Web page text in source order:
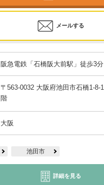
メールする
阪急電鉄「石橋阪大前駅」徒歩3分
〒563-0032 大阪府池田市石橋1-8-
階
大阪
池田市
詳細を見る